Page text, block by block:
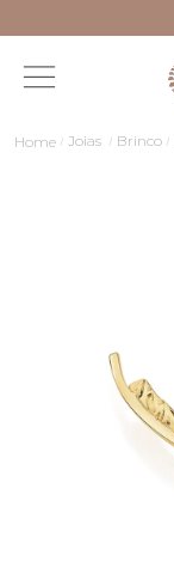
Joias Brinco